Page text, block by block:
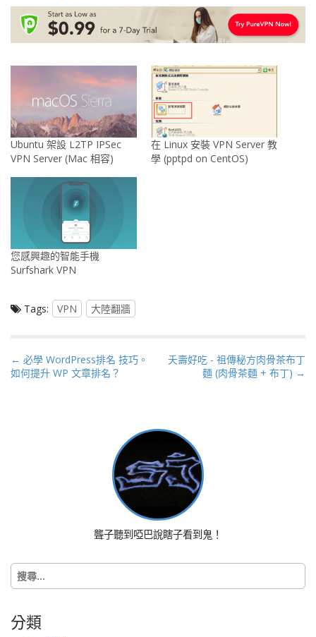
Ubuntu 架設 L2TP IPSec
VPN Server (Mac 相容)
在 Linux 安裝 VPN Server 教
學 (pptpd on CentOS)
您感興趣的智能手機
Surfshark VPN
Tags: VPN 大陸翻牆
P
o
o
n
← 必學 WordPress排名 技巧。
如何提升 WP 文章排名？
夭壽好吃 - 祖傳秘方肉骨茶布丁
麵 (肉骨茶麵 + 布丁) →
聾子聽到啞巴說瞎子看到鬼！
搜
尋
字:
分類